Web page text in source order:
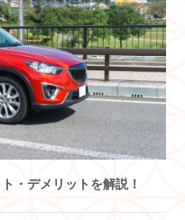
・デメリットを解説！